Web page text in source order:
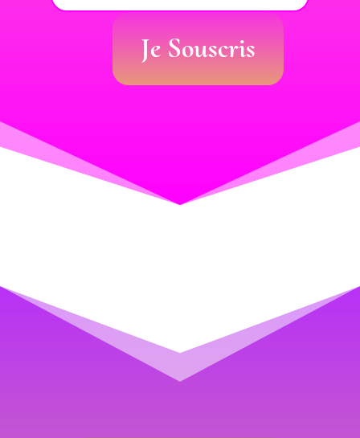
Je Souscris